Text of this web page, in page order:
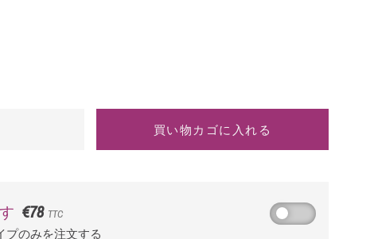
買い物カゴに入れる
€78 TTC
プのみを注文する